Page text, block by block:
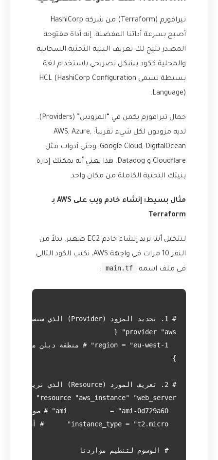
تيرافورم (Terraform) من شركة HashiCorp
أصبح بسرعة أداتنا المفضلة. إنه أداة مفتوحة
المصدر تتيح لك تعريف البنية التحتية السحابية
والمحلية ككود بشكل تصريحي باستخدام لغة
بسيطة تسمى HCL (HashiCorp Configuration
Language).
جمال تيرافورم يكمن في “المزودين” (Providers).
لديه مزودون لكل شيء تقريباً: AWS, Azure,
Google Cloud, DigitalOcean, وحتى أدوات مثل
Cloudflare و Datadog. هذا يعني أنه يمكنك إدارة
بنيتك التحتية الكاملة من مكان واحد.
مثال بسيط: إنشاء خادم ويب على AWS بـ
Terraform
لنتخيل أننا نريد إنشاء خادم EC2 صغير. بدلاً من
النقر 10 مرات في واجهة AWS، نكتب الكود التالي
في ملف اسمه
main.tf
: